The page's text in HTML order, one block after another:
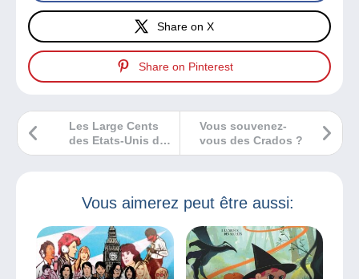
Share on X
Share on Pinterest
Vous souvenez-
vous des Crados ?
Les Large Cents
des Etats-Unis de
1793 à 1857
Vous aimerez peut être aussi: